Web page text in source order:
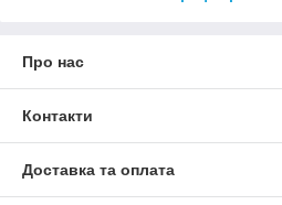
Про нас
Контакти
Доставка та оплата